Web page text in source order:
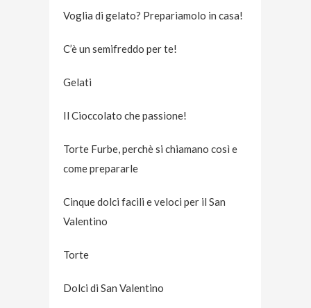
Voglia di gelato? Prepariamolo in casa!
C’è un semifreddo per te!
Gelati
Il Cioccolato che passione!
Torte Furbe, perchè si chiamano così e
come prepararle
Cinque dolci facili e veloci per il San
Valentino
Torte
Dolci di San Valentino